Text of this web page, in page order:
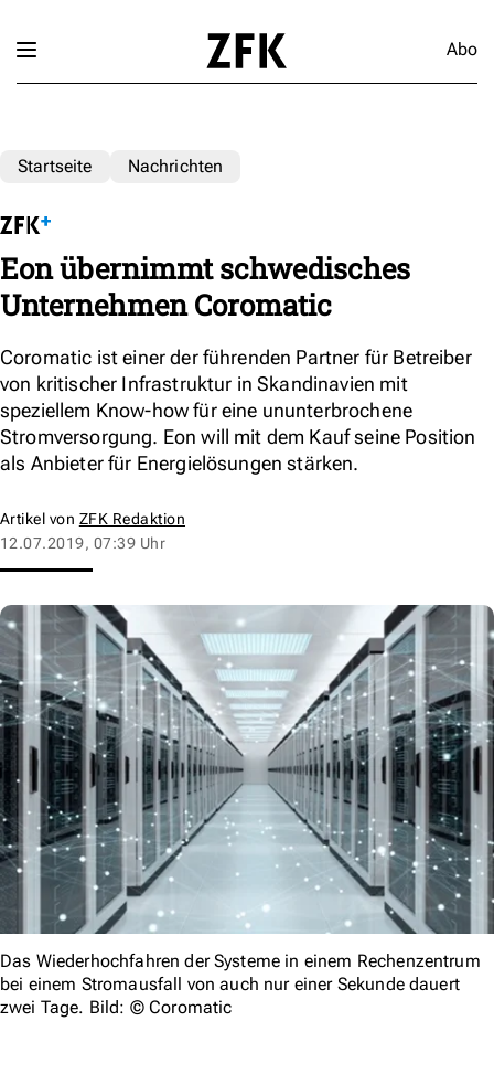
Abo
Startseite Nachrichten
Eon übernimmt schwedisches
Unternehmen Coromatic
Coromatic ist einer der führenden Partner für Betreiber
von kritischer Infrastruktur in Skandinavien mit
speziellem Know-how für eine ununterbrochene
Stromversorgung. Eon will mit dem Kauf seine Position
als Anbieter für Energielösungen stärken.
Artikel von ZFK Redaktion
12.07.2019, 07:39 Uhr
Das Wiederhochfahren der Systeme in einem Rechenzentrum
bei einem Stromausfall von auch nur einer Sekunde dauert
zwei Tage. Bild: © Coromatic